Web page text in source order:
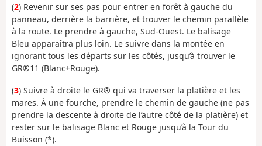
(2) Revenir sur ses pas pour entrer en forêt à gauche du
panneau, derrière la barrière, et trouver le chemin parallèle
à la route. Le prendre à gauche, Sud-Ouest. Le balisage
Bleu apparaîtra plus loin. Le suivre dans la montée en
ignorant tous les départs sur les côtés, jusqu’à trouver le
GR®11 (Blanc+Rouge).
(3) Suivre à droite le GR® qui va traverser la platière et les
mares. À une fourche, prendre le chemin de gauche (ne pas
prendre la descente à droite de l’autre côté de la platière) et
rester sur le balisage Blanc et Rouge jusqu’à la Tour du
Buisson (*).